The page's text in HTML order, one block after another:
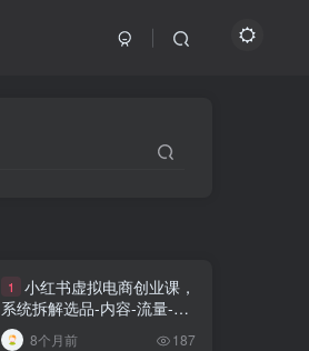
1
小红书虚拟电商创业课，
系统拆解选品-内容-流量-变
现，实现零成本变现
8个月前 187